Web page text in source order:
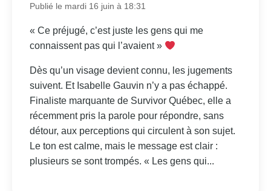
Publié le mardi 16 juin à 18:31
« Ce préjugé, c’est juste les gens qui me
connaissent pas qui l’avaient »
Dès qu’un visage devient connu, les jugements
suivent. Et Isabelle Gauvin n’y a pas échappé.
Finaliste marquante de Survivor Québec, elle a
récemment pris la parole pour répondre, sans
détour, aux perceptions qui circulent à son sujet.
Le ton est calme, mais le message est clair :
plusieurs se sont trompés. « Les gens qui...